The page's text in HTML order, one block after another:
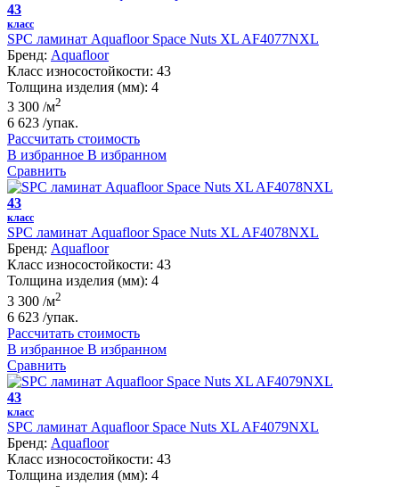
43
класс
SPC ламинат Aquafloor Space Nuts XL AF4077NXL
Бренд: Aquafloor
Класс износостойкости: 43
Толщина изделия (мм): 4
3 300 /м2
6 623 /упак.
Рассчитать стоимость
В избранное В избранном
Сравнить
43
класс
SPC ламинат Aquafloor Space Nuts XL AF4078NXL
Бренд: Aquafloor
Класс износостойкости: 43
Толщина изделия (мм): 4
3 300 /м2
6 623 /упак.
Рассчитать стоимость
В избранное В избранном
Сравнить
43
класс
SPC ламинат Aquafloor Space Nuts XL AF4079NXL
Бренд: Aquafloor
Класс износостойкости: 43
Толщина изделия (мм): 4